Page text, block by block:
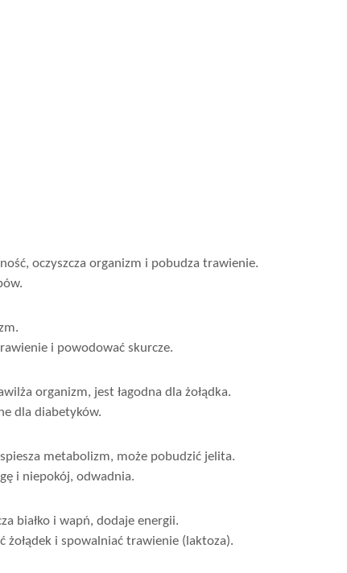
oczyszcza organizm i pobudza trawienie.
i powodować skurcze.
organizm, jest łagodna dla żołądka.
dla diabetyków.
metabolizm, może pobudzić jelita.
i niepokój, odwadnia.
białko i wapń, dodaje energii.
żołądek i spowalniać trawienie (laktoza).